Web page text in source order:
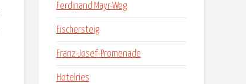
Ferdinand Mayr-Weg
Fischersteig
Franz-Josef-Promenade
Hotelries